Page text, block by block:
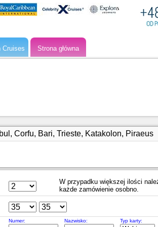
Cruises Strona główna
Corfu, Bari, Trieste, Katakolon, Piraeus
W przypadku większej ilości
każde zamówienie osobno.
Numer: Nazwisko: Typ karty: